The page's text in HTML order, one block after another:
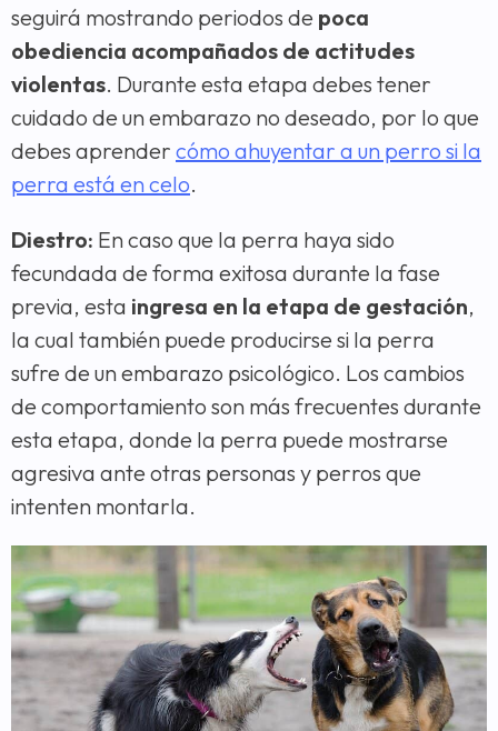
seguirá mostrando periodos de poca
obediencia acompañados de actitudes
violentas. Durante esta etapa debes tener
cuidado de un embarazo no deseado, por lo que
debes aprender cómo ahuyentar a un perro si la
perra está en celo.
Diestro: En caso que la perra haya sido
fecundada de forma exitosa durante la fase
previa, esta ingresa en la etapa de gestación,
la cual también puede producirse si la perra
sufre de un embarazo psicológico. Los cambios
de comportamiento son más frecuentes durante
esta etapa, donde la perra puede mostrarse
agresiva ante otras personas y perros que
intenten montarla.